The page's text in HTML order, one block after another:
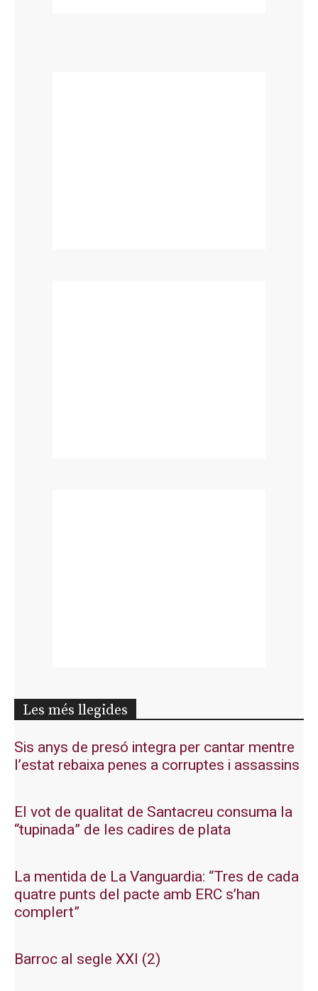
Les més llegides
Sis anys de presó integra per cantar mentre
l’estat rebaixa penes a corruptes i assassins
El vot de qualitat de Santacreu consuma la
“tupinada” de les cadires de plata
La mentida de La Vanguardia: “Tres de cada
quatre punts del pacte amb ERC s’han
complert”
Barroc al segle XXI (2)